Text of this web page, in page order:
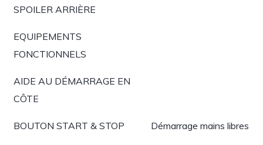
SPOILER ARRIÈRE
EQUIPEMENTS
FONCTIONNELS
AIDE AU DÉMARRAGE EN
CÔTE
BOUTON START & STOP Démarrage mains libres